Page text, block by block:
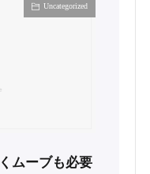
Uncategorized
ムーブも必要